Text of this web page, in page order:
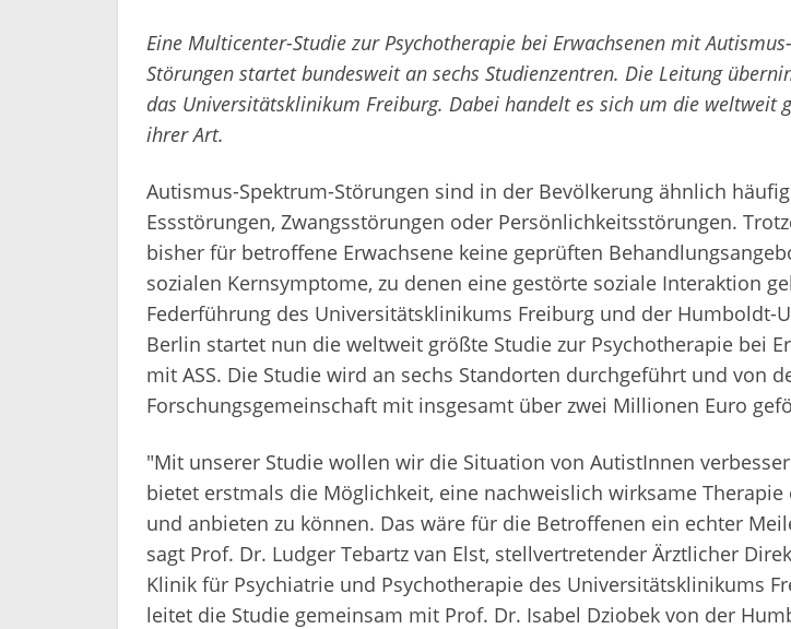
Eine Multicenter-Studie zur Psychotherapie bei Erwachsenen mit
Störungen startet bundesweit an sechs Studienzentren. Die Leitung
das Universitätsklinikum Freiburg. Dabei handelt es sich um die weltweit
ihrer Art.
Autismus-Spektrum-Störungen sind in der Bevölkerung ähnlich
Essstörungen, Zwangsstörungen oder Persönlichkeitsstörungen.
bisher für betroffene Erwachsene keine geprüften
sozialen Kernsymptome, zu denen eine gestörte soziale Interaktion
Federführung des Universitätsklinikums Freiburg und der Humboldt-
Berlin startet nun die weltweit größte Studie zur Psychotherapie bei
mit ASS. Die Studie wird an sechs Standorten durchgeführt und von
Forschungsgemeinschaft mit insgesamt über zwei Millionen Euro
"Mit unserer Studie wollen wir die Situation von AutistInnen
bietet erstmals die Möglichkeit, eine nachweislich wirksame Therapie
und anbieten zu können. Das wäre für die Betroffenen ein echter
sagt Prof. Dr. Ludger Tebartz van Elst, stellvertretender Ärztlicher
Klinik für Psychiatrie und Psychotherapie des Universitätsklinikums
leitet die Studie gemeinsam mit Prof. Dr. Isabel Dziobek von der